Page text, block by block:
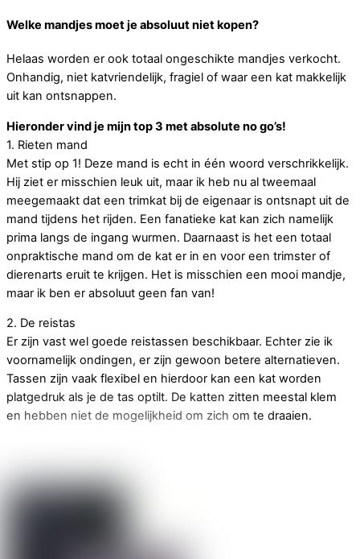
Welke mandjes moet je absoluut niet kopen?
Helaas worden er ook totaal ongeschikte mandjes verkocht.
Onhandig, niet katvriendelijk, fragiel of waar een kat makkelijk
uit kan ontsnappen.
Hieronder vind je mijn top 3 met absolute no go’s!
1. Rieten mand
Met stip op 1! Deze mand is echt in één woord verschrikkelijk.
Hij ziet er misschien leuk uit, maar ik heb nu al tweemaal
meegemaakt dat een trimkat bij de eigenaar is ontsnapt uit de
mand tijdens het rijden. Een fanatieke kat kan zich namelijk
prima langs de ingang wurmen. Daarnaast is het een totaal
onpraktische mand om de kat er in en voor een trimster of
dierenarts eruit te krijgen. Het is misschien een mooi mandje,
maar ik ben er absoluut geen fan van!
2. De reistas
Er zijn vast wel goede reistassen beschikbaar. Echter zie ik
voornamelijk ondingen, er zijn gewoon betere alternatieven.
Tassen zijn vaak flexibel en hierdoor kan een kat worden
platgedruk als je de tas optilt. De katten zitten meestal klem
en hebben niet de mogelijkheid om zich om te draaien.